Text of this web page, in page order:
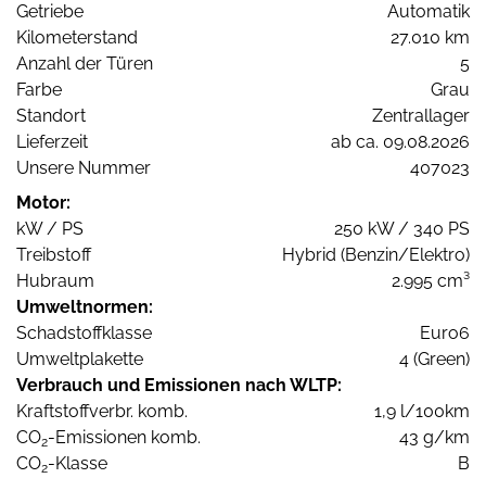
Getriebe
Automatik
Kilometerstand
27.010 km
Anzahl der Türen
5
Farbe
Grau
Standort
Zentrallager
Lieferzeit
ab ca. 09.08.2026
Unsere Nummer
407023
Motor:
kW / PS
250 kW / 340 PS
Treibstoff
Hybrid (Benzin/Elektro)
Hubraum
2.995 cm³
Umweltnormen:
Schadstoffklasse
Euro6
Umweltplakette
4 (Green)
Verbrauch und Emissionen nach WLTP:
Kraftstoffverbr. komb.
1,9 l/100km
CO2-Emissionen komb.
43 g/km
CO2-Klasse B